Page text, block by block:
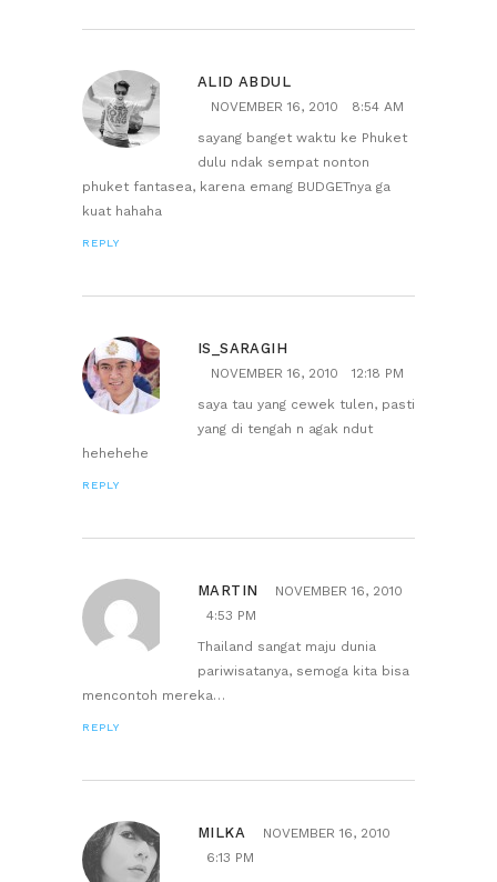
ALID ABDUL
NOVEMBER 16, 2010
8:54 AM
sayang banget waktu ke Phuket
dulu ndak sempat nonton
phuket fantasea, karena emang BUDGETnya ga
kuat hahaha
REPLY
IS_SARAGIH
NOVEMBER 16, 2010
12:18 PM
saya tau yang cewek tulen, pasti
yang di tengah n agak ndut
hehehehe
REPLY
MARTIN
NOVEMBER 16, 2010
4:53 PM
Thailand sangat maju dunia
pariwisatanya, semoga kita bisa
mencontoh mereka…
REPLY
MILKA
NOVEMBER 16, 2010
6:13 PM